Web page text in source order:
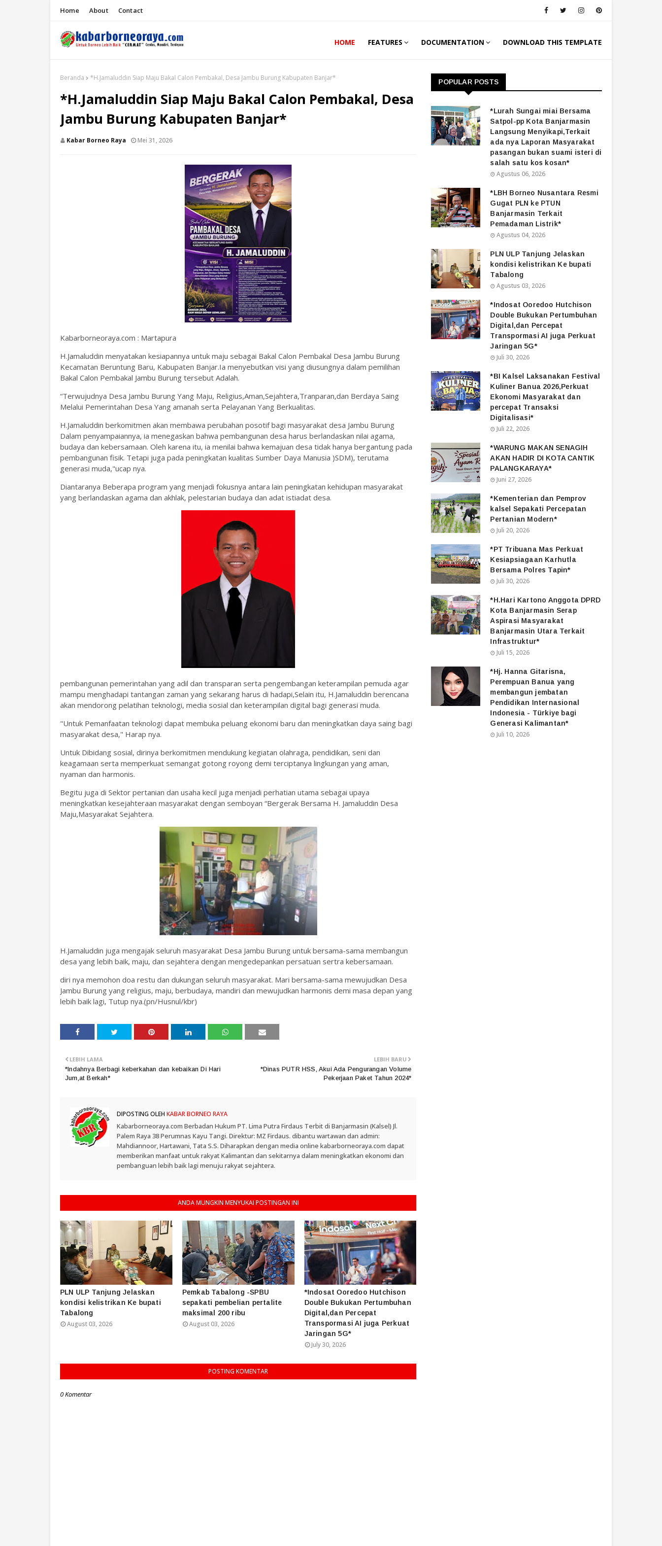
Home About Contact
HOME FEATURES DOCUMENTATION DOWNLOAD THIS TEMPLATE
Beranda *H.Jamaluddin Siap Maju Bakal Calon Pembakal, Desa Jambu Burung Kabupaten Banjar*
*H.Jamaluddin Siap Maju Bakal Calon Pembakal, Desa
Jambu Burung Kabupaten Banjar*
Kabar Borneo Raya Mei 31, 2026
Kabarborneoraya.com : Martapura
H.Jamaluddin menyatakan kesiapannya untuk maju sebagai Bakal Calon Pembakal Desa Jambu Burung
Kecamatan Beruntung Baru, Kabupaten Banjar.Ia menyebutkan visi yang diusungnya dalam pemilihan
Bakal Calon Pembakal Jambu Burung tersebut Adalah.
“Terwujudnya Desa Jambu Burung Yang Maju, Religius,Aman,Sejahtera,Tranparan,dan Berdaya Saing
Melalui Pemerintahan Desa Yang amanah serta Pelayanan Yang Berkualitas.
H.Jamaluddin berkomitmen akan membawa perubahan posotif bagi masyarakat desa Jambu Burung
Dalam penyampaiannya, ia menegaskan bahwa pembangunan desa harus berlandaskan nilai agama,
budaya dan kebersamaan. Oleh karena itu, ia menilai bahwa kemajuan desa tidak hanya bergantung pada
pembangunan fisik. Tetapi juga pada peningkatan kualitas Sumber Daya Manusia )SDM), terutama
generasi muda,"ucap nya.
Diantaranya Beberapa program yang menjadi fokusnya antara lain peningkatan kehidupan masyarakat
yang berlandaskan agama dan akhlak, pelestarian budaya dan adat istiadat desa.
pembangunan pemerintahan yang adil dan transparan serta pengembangan keterampilan pemuda agar
mampu menghadapi tantangan zaman yang sekarang harus di hadapi,Selain itu, H.Jamaluddin berencana
akan mendorong pelatihan teknologi, media sosial dan keterampilan digital bagi generasi muda.
"Untuk Pemanfaatan teknologi dapat membuka peluang ekonomi baru dan meningkatkan daya saing bagi
masyarakat desa," Harap nya.
Untuk Dibidang sosial, dirinya berkomitmen mendukung kegiatan olahraga, pendidikan, seni dan
keagamaan serta memperkuat semangat gotong royong demi terciptanya lingkungan yang aman,
nyaman dan harmonis.
Begitu juga di Sektor pertanian dan usaha kecil juga menjadi perhatian utama sebagai upaya
meningkatkan kesejahteraan masyarakat dengan semboyan “Bergerak Bersama H. Jamaluddin Desa
Maju,Masyarakat Sejahtera.
H.Jamaluddin juga mengajak seluruh masyarakat Desa Jambu Burung untuk bersama-sama membangun
desa yang lebih baik, maju, dan sejahtera dengan mengedepankan persatuan sertra kebersamaan.
diri nya memohon doa restu dan dukungan seluruh masyarakat. Mari bersama-sama mewujudkan Desa
Jambu Burung yang religius, maju, berbudaya, mandiri dan mewujudkan harmonis demi masa depan yang
lebih baik lagi, Tutup nya.(pn/Husnul/kbr)
LEBIH BARU
*Dinas PUTR HSS, Akui Ada Pengurangan Volume
Pekerjaan Paket Tahun 2024*
LEBIH LAMA
*Indahnya Berbagi keberkahan dan kebaikan Di Hari
Jum,at Berkah*
DIPOSTING OLEH KABAR BORNEO RAYA
Kabarborneoraya.com Berbadan Hukum PT. Lima Putra Firdaus Terbit di Banjarmasin (Kalsel) Jl.
Palem Raya 38 Perumnas Kayu Tangi. Direktur: MZ Firdaus. dibantu wartawan dan admin:
Mahdiannoor, Hartawani, Tata S.S. Diharapkan dengan media online kabarborneoraya.com dapat
memberikan manfaat untuk rakyat Kalimantan dan sekitarnya dalam meningkatkan ekonomi dan
pembanguan lebih baik lagi menuju rakyat sejahtera.
ANDA MUNGKIN MENYUKAI POSTINGAN INI
PLN ULP Tanjung Jelaskan
kondisi kelistrikan Ke bupati
Tabalong
August 03, 2026
Pemkab Tabalong -SPBU
sepakati pembelian pertalite
maksimal 200 ribu
August 03, 2026
*Indosat Ooredoo Hutchison
Double Bukukan Pertumbuhan
Digital,dan Percepat
Transpormasi AI juga Perkuat
Jaringan 5G*
July 30, 2026
POSTING KOMENTAR
0 Komentar
POPULAR POSTS
*Lurah Sungai miai Bersama
Satpol-pp Kota Banjarmasin
Langsung Menyikapi,Terkait
ada nya Laporan Masyarakat
pasangan bukan suami isteri di
salah satu kos kosan*
Agustus 06, 2026
*LBH Borneo Nusantara Resmi
Gugat PLN ke PTUN
Banjarmasin Terkait
Pemadaman Listrik*
Agustus 04, 2026
PLN ULP Tanjung Jelaskan
kondisi kelistrikan Ke bupati
Tabalong
Agustus 03, 2026
*Indosat Ooredoo Hutchison
Double Bukukan Pertumbuhan
Digital,dan Percepat
Transpormasi AI juga Perkuat
Jaringan 5G*
Juli 30, 2026
*BI Kalsel Laksanakan Festival
Kuliner Banua 2026,Perkuat
Ekonomi Masyarakat dan
percepat Transaksi
Digitalisasi*
Juli 22, 2026
*WARUNG MAKAN SENAGIH
AKAN HADIR DI KOTA CANTIK
PALANGKARAYA*
Juni 27, 2026
*Kementerian dan Pemprov
kalsel Sepakati Percepatan
Pertanian Modern*
Juli 20, 2026
*PT Tribuana Mas Perkuat
Kesiapsiagaan Karhutla
Bersama Polres Tapin*
Juli 30, 2026
*H.Hari Kartono Anggota DPRD
Kota Banjarmasin Serap
Aspirasi Masyarakat
Banjarmasin Utara Terkait
Infrastruktur*
Juli 15, 2026
*Hj. Hanna Gitarisna,
Perempuan Banua yang
membangun jembatan
Pendidikan Internasional
Indonesia - Türkiye bagi
Generasi Kalimantan*
Juli 10, 2026